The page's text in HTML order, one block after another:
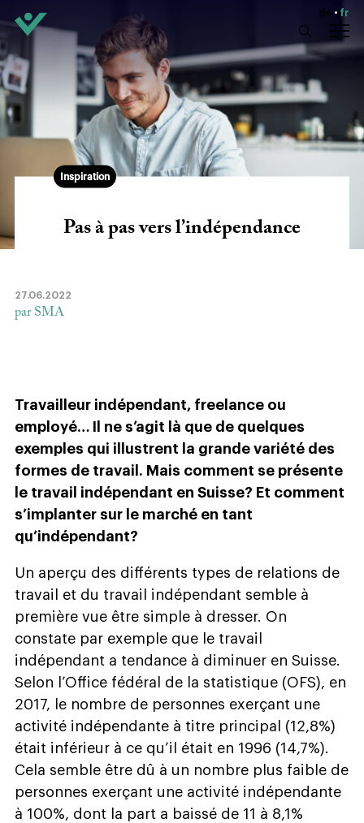
de fr
Inspiration
Pas à pas vers l’indépendance
27.06.2022
par SMA
Travailleur indépendant, freelance ou
employé… Il ne s’agit là que de quelques
exemples qui illustrent la grande variété des
formes de travail. Mais comment se présente
le travail indépendant en Suisse? Et comment
s’implanter sur le marché en tant
qu’indépendant?
Un aperçu des différents types de relations de
travail et du travail indépendant semble à
première vue être simple à dresser. On
constate par exemple que le travail
indépendant a tendance à diminuer en Suisse.
Selon l’Office fédéral de la statistique (OFS), en
2017, le nombre de personnes exerçant une
activité indépendante à titre principal (12,8%)
était inférieur à ce qu’il était en 1996 (14,7%).
Cela semble être dû à un nombre plus faible de
personnes exerçant une activité indépendante
à 100%, dont la part a baissé de 11 à 8,1%